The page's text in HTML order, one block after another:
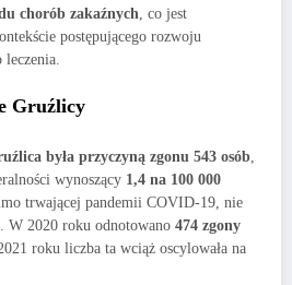
chorób zakaźnych , co jest
postępującego rozwoju
Gruźlicy
była przyczyną zgonu 543 osób,
wynoszący 1,4 na 100 000
trwającej pandemii COVID-19, nie
W 2020 roku odnotowano 474 zgony
roku liczba ta wciąż oscylowała na